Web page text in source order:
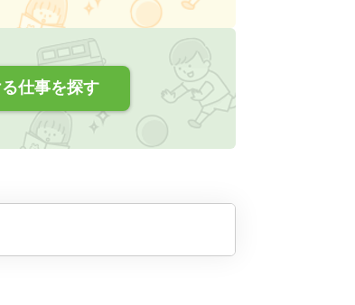
仕事を探す